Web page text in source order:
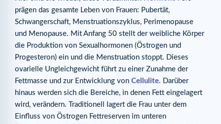
prägen das gesamte Leben von Frauen: Pubertät,
Schwangerschaft, Menstruationszyklus, Perimenopause
und Menopause. Mit Anfang 50 stellt der weibliche Körper
die Produktion von Sexualhormonen (Östrogen und
Progesteron) ein und die Menstruation stoppt. Dieses
ovarielle Ungleichgewicht führt zu einer Zunahme der
Fettmasse und zur Entwicklung von Cellulite. Darüber
hinaus werden sich die Bereiche, in denen Fett eingelagert
wird, verändern. Traditionell lagert die Frau unter dem
Einfluss von Östrogen Fettreserven im unteren